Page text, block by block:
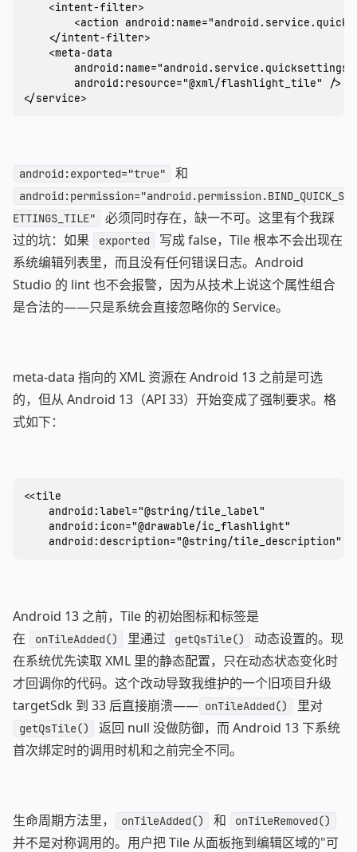
    <intent-filter>
<action
    </intent-filter>
    <meta-data
        android:resource="@xml/flashlight_tile" />
</service>
android:exported="true" 和
android:permission="android.permission.BIND_QUICK_S
ETTINGS_TILE"
必须同时存在，缺一不可。这里有个我踩
过的坑：如果
exported
写成 false，Tile 根本不会出现在
系统编辑列表里，而且没有任何错误日志。Android
Studio 的 lint 也不会报警，因为从技术上说这个属性组合
是合法的——只是系统会直接忽略你的 Service。
meta-data 指向的 XML 资源在 Android 13 之前是可选
的，但从 Android 13（API 33）开始变成了强制要求。格
式如下：
<<tile
    android:label="@string/tile_label"
    android:icon="@drawable/ic_flashlight"
android:description="@string/tile_description" /
Android 13 之前，Tile 的初始图标和标签是
在
onTileAdded() 里通过 getQsTile()
动态设置的。现
在系统优先读取 XML 里的静态配置，只在动态状态变化时
才回调你的代码。这个改动导致我维护的一个旧项目升级
targetSdk 到 33 后直接崩溃—— onTileAdded() 里对
getQsTile()
返回 null 没做防御，而 Android 13 下系统
首次绑定时的调用时机和之前完全不同。
生命周期方法里， onTileAdded() 和 onTileRemoved()
并不是对称调用的。用户把 Tile 从面板拖到编辑区域的"可